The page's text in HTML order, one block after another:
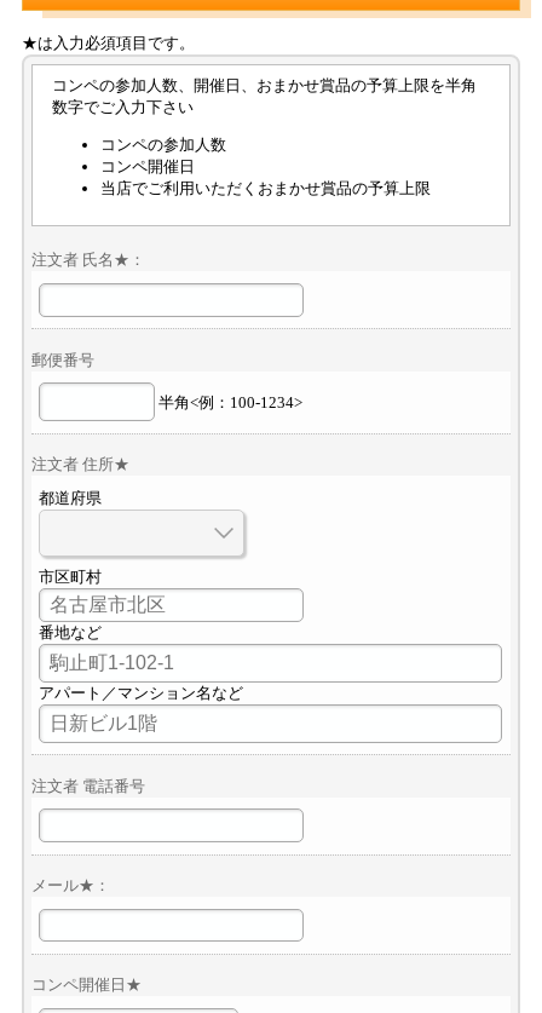
★は入力必須項目です。
コンペの参加人数、開催日、おまかせ賞品の予算上限を半角
数字でご入力下さい
コンペの参加人数
コンペ開催日
当店でご利用いただくおまかせ賞品の予算上限
注文者 氏名★：
郵便番号
半角<例：100-1234>
注文者 住所★
都道府県
市区町村
番地など
アパート／マンション名など
注文者 電話番号
メール★：
コンペ開催日★